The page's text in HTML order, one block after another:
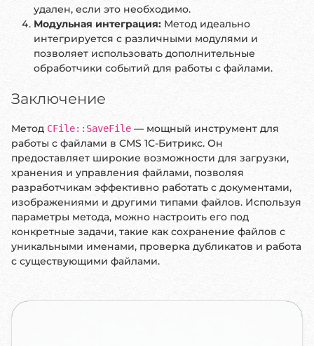
удален, если это необходимо.
Модульная интеграция: Метод идеально
интегрируется с различными модулями и
позволяет использовать дополнительные
обработчики событий для работы с файлами.
Заключение
Метод CFile::SaveFile — мощный инструмент для
работы с файлами в CMS 1С-Битрикс. Он
предоставляет широкие возможности для загрузки,
хранения и управления файлами, позволяя
разработчикам эффективно работать с документами,
изображениями и другими типами файлов. Используя
параметры метода, можно настроить его под
конкретные задачи, такие как сохранение файлов с
уникальными именами, проверка дубликатов и работа
с существующими файлами.